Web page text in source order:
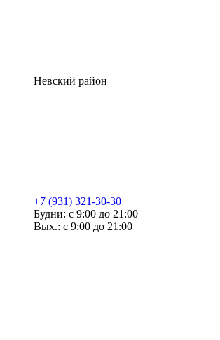
Невский район
+7 (931) 321-30-30
Будни: с 9:00 до 21:00
Вых.: с 9:00 до 21:00